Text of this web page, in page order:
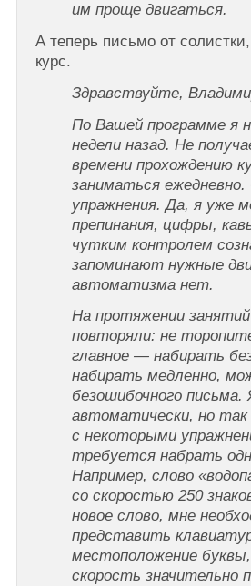
им проще двигаться.
А теперь письмо от
курс.
Здравствуйте,
По Вашей программе я
недели назад. Не
времени прохождению
заниматься
упражнения. Да, я уже
препинания, цифры,
чутким контролем
запоминают нужные
автоматизма нет.
На протяжении
повторяли: не
главное — набирать
набирать медленно,
безошибочного
автоматически, но
с некоторыми
требуется набрать
Например, слово
со скоростью 250
новое слово, мне
представить
местоположение
скорость значительно